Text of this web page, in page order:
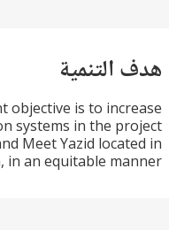
objective is to
systems in the
and Meet Yazid
Delta, in an equitable